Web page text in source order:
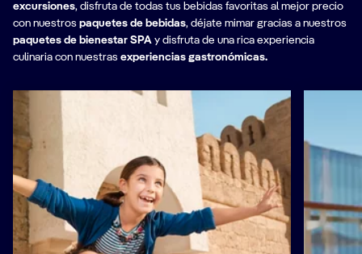
excursiones, disfruta de todas tus bebidas favoritas al mejor precio
con nuestros paquetes de bebidas, déjate mimar gracias a nuestros
paquetes de bienestar SPA y disfruta de una rica experiencia
culinaria con nuestras experiencias gastronómicas.